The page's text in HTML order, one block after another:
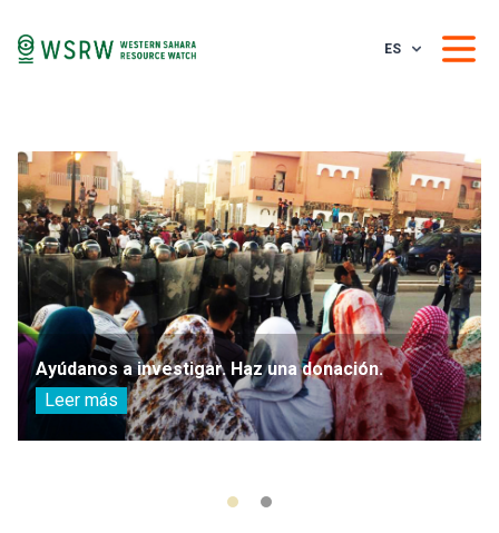
ES
Ayúdanos a investigar. Haz una donación.
Leer más